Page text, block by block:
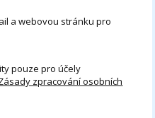
a webovou stránku pro
pouze pro účely
zpracování osobních